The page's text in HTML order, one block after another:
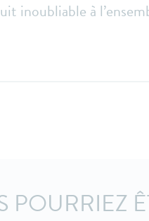
inoubliable à
POURRIEZ